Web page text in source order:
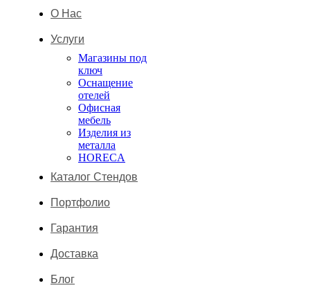
О Нас
Услуги
Магазины под
ключ
Оснащение
отелей
Офисная
мебель
Изделия из
металла
HORECA
Каталог Стендов
Портфолио
Гарантия
Доставка
Блог